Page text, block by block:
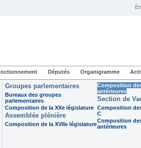
Députés Organigramme
Groupes parlementaires
Bureaux des groupes
parlementaires
Composition de la XXe législature
Assemblée plénière
Composition de la XVIIe législature
Composition
antérieures
Section de
Composition
C
Composition
antérieures